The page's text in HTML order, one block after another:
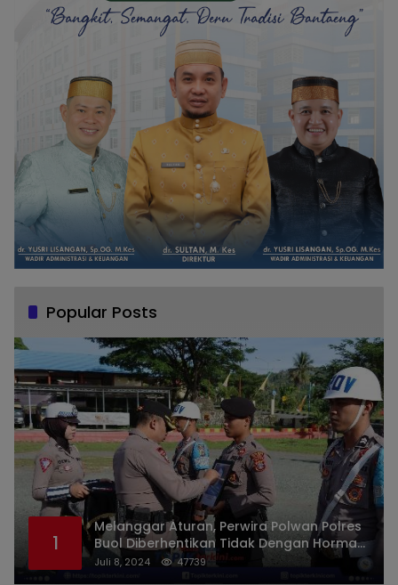
Popular Posts
1
Melanggar Aturan, Perwira Polwan Polres
Buol Diberhentikan Tidak Dengan Hormat
Dari Dinas Kepolisian
Juli 8, 2024 47739